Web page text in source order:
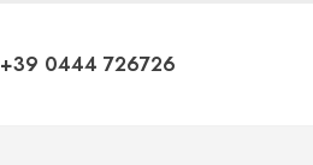
+39 0444 726726